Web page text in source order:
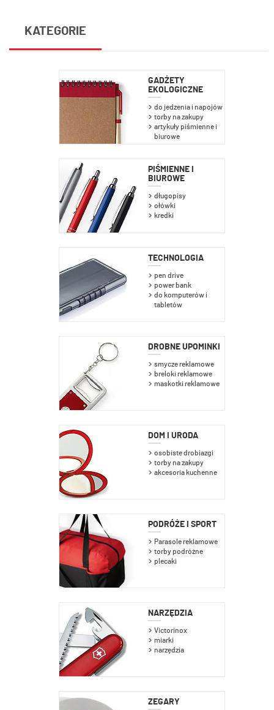
KATEGORIE
GADŻETY
EKOLOGICZNE
do jedzenia i napojów
torby na zakupy
artykuły piśmienne i
biurowe
PIŚMIENNE I
BIUROWE
długopisy
ołówki
kredki
TECHNOLOGIA
pen drive
power bank
do komputerów i
tabletów
DROBNE UPOMINKI
smycze reklamowe
breloki reklamowe
maskotki reklamowe
DOM I URODA
osobiste drobiazgi
torby na zakupy
akcesoria kuchenne
PODRÓŻE I SPORT
Parasole reklamowe
torby podróżne
plecaki
NARZĘDZIA
Victorinox
miarki
narzędzia
ZEGARY